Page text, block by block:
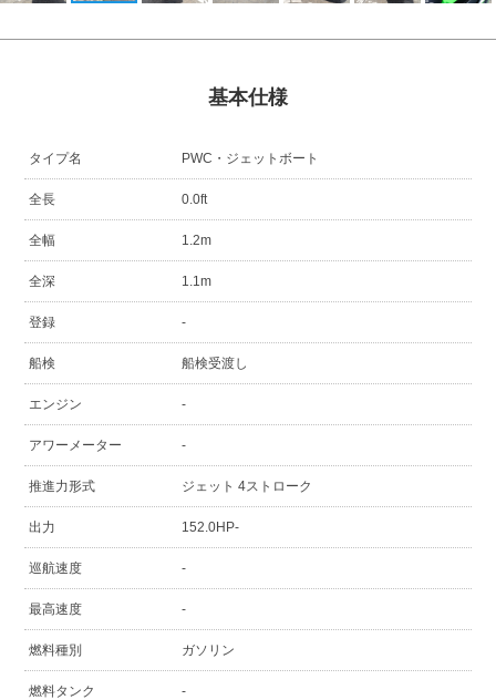
基本仕様
タイプ名 PWC・ジェットボート
全長 0.0ft
全幅 1.2m
全深 1.1m
登録 -
船検 船検受渡し
エンジン -
アワーメーター -
推進力形式 ジェット 4ストローク
出力 152.0HP-
巡航速度 -
最高速度 -
燃料種別 ガソリン
燃料タンク -